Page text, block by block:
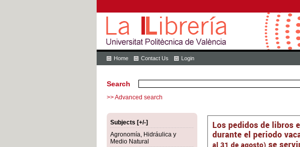
Home Contact Us Login
Search
>> Advanced search
Subjects [+/-]
Agronomía, Hidráulica y
Medio Natural